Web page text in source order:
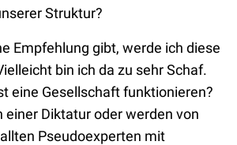
Struktur?
Empfehlung gibt, werde ich diese
bin ich da zu sehr Schaf.
eine Gesellschaft funktionieren?
einer Diktatur oder werden von
Pseudoexperten mit